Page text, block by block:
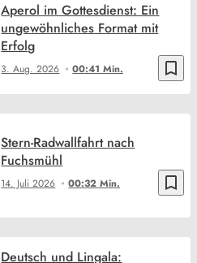
bookmark_border
3. Aug. 2026 00:41 Min.
Aperol im Gottesdienst: Ein
ungewöhnliches Format mit
Erfolg
bookmark_border
14. Juli 2026 00:32 Min.
Stern-Radwallfahrt nach
Fuchsmühl
Deutsch und Lingala: